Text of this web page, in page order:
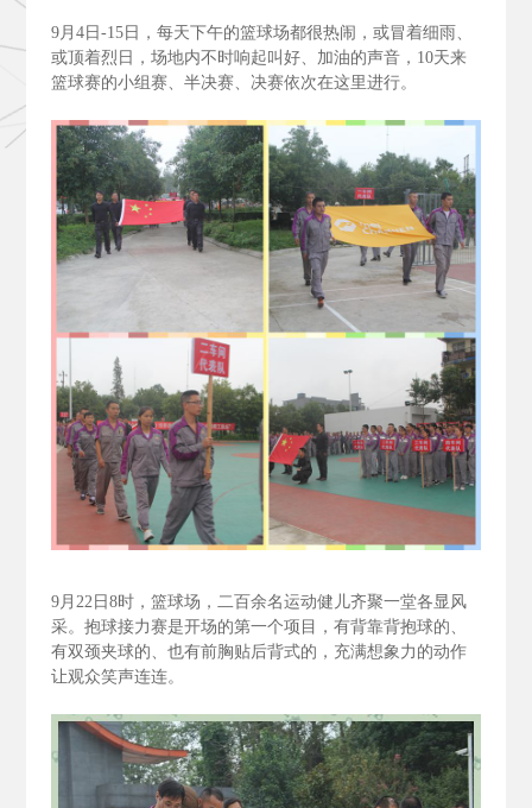
9月4日-15日，每天下午的篮球场都很热闹，或冒着细雨、
或顶着烈日，场地内不时响起叫好、加油的声音，10天来
篮球赛的小组赛、半决赛、决赛依次在这里进行。
9月22日8时，篮球场，二百余名运动健儿齐聚一堂各显风
采。抱球接力赛是开场的第一个项目，有背靠背抱球的、
有双颈夹球的、也有前胸贴后背式的，充满想象力的动作
让观众笑声连连。